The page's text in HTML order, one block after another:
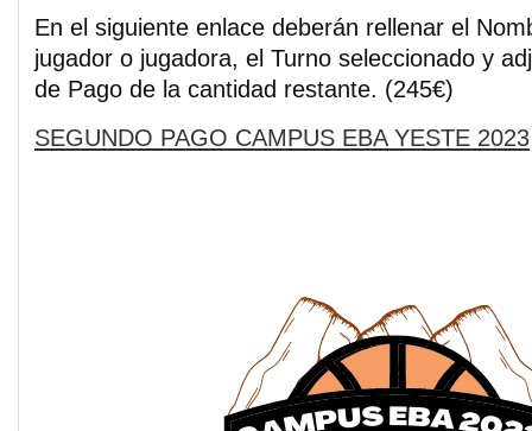
En el siguiente enlace deberán rellenar el
jugador o jugadora, el Turno seleccionado y
de Pago de la cantidad restante. (245€)
SEGUNDO PAGO CAMPUS EBA YESTE 2023